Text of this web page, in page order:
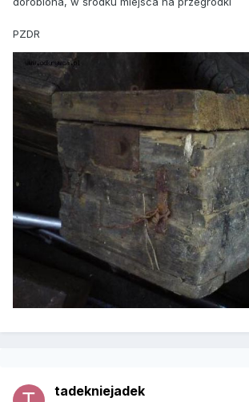
PZDR
tadekniejadek